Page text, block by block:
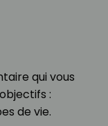
qui vous
:
de vie.